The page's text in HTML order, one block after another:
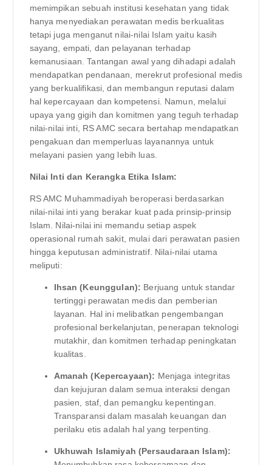
memimpikan sebuah institusi kesehatan yang tidak
hanya menyediakan perawatan medis berkualitas
tetapi juga menganut nilai-nilai Islam yaitu kasih
sayang, empati, dan pelayanan terhadap
kemanusiaan. Tantangan awal yang dihadapi adalah
mendapatkan pendanaan, merekrut profesional medis
yang berkualifikasi, dan membangun reputasi dalam
hal kepercayaan dan kompetensi. Namun, melalui
upaya yang gigih dan komitmen yang teguh terhadap
nilai-nilai inti, RS AMC secara bertahap mendapatkan
pengakuan dan memperluas layanannya untuk
melayani pasien yang lebih luas.
Nilai Inti dan Kerangka Etika Islam:
RS AMC Muhammadiyah beroperasi berdasarkan
nilai-nilai inti yang berakar kuat pada prinsip-prinsip
Islam. Nilai-nilai ini memandu setiap aspek
operasional rumah sakit, mulai dari perawatan pasien
hingga keputusan administratif. Nilai-nilai utama
meliputi:
Ihsan (Keunggulan): Berjuang untuk standar
tertinggi perawatan medis dan pemberian
layanan. Hal ini melibatkan pengembangan
profesional berkelanjutan, penerapan teknologi
mutakhir, dan komitmen terhadap peningkatan
kualitas.
Amanah (Kepercayaan): Menjaga integritas
dan kejujuran dalam semua interaksi dengan
pasien, staf, dan pemangku kepentingan.
Transparansi dalam masalah keuangan dan
perilaku etis adalah hal yang terpenting.
Ukhuwah Islamiyah (Persaudaraan Islam):